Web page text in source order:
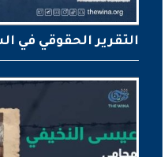
التقرير الحقوقي في